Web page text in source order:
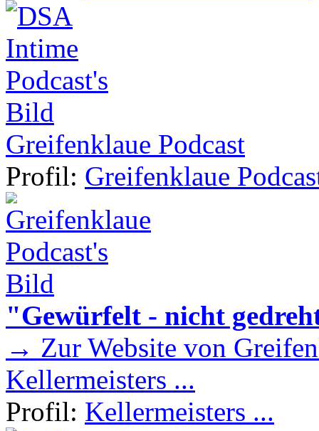
Greifenklaue Podcast
Profil: Greifenklaue
"Gewürfelt - nicht
→ Zur Website von
Kellermeisters ...
Profil: Kellermeisters ...